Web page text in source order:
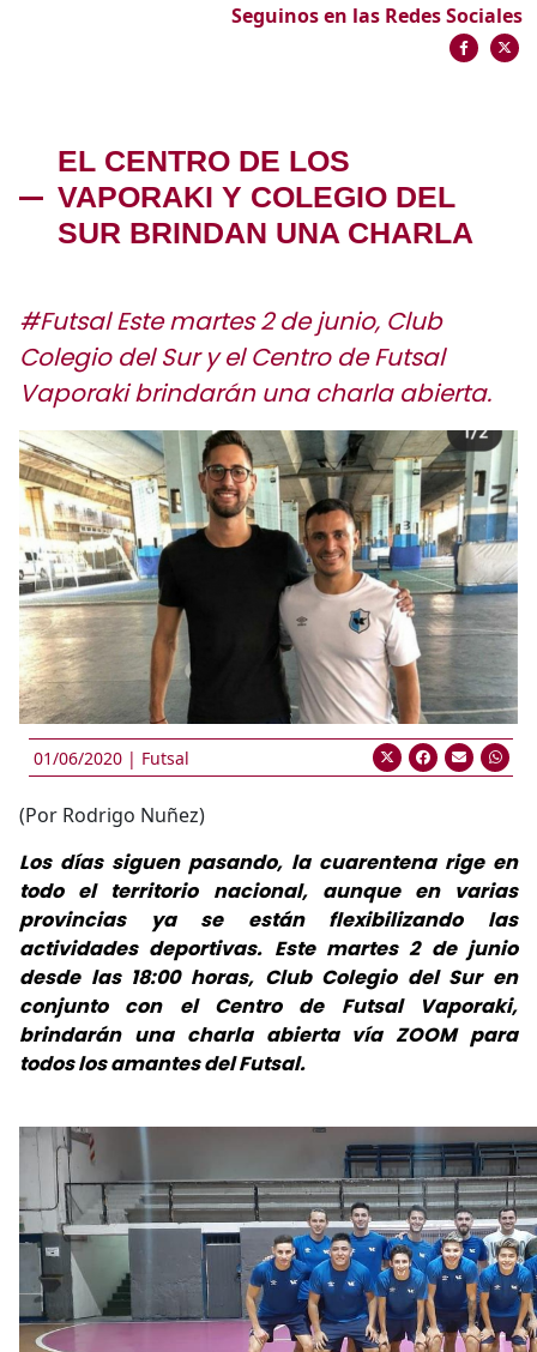
Seguinos en las Redes Sociales
EL CENTRO DE LOS
VAPORAKI Y COLEGIO DEL
SUR BRINDAN UNA CHARLA
#Futsal Este martes 2 de junio, Club
Colegio del Sur y el Centro de Futsal
Vaporaki brindarán una charla abierta.
01/06/2020 | Futsal
(Por Rodrigo Nuñez)
Los días siguen pasando, la cuarentena rige en
todo el territorio nacional, aunque en varias
provincias ya se están flexibilizando las
actividades deportivas. Este martes 2 de junio
desde las 18:00 horas, Club Colegio del Sur en
conjunto con el Centro de Futsal Vaporaki,
brindarán una charla abierta vía ZOOM para
todos los amantes del Futsal.